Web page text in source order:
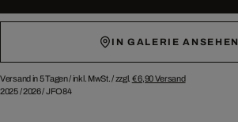
IN GALERIE ANSEHEN
Versand in 5 Tagen /inkl. MwSt. / zzgl. € 6,90Versand
2025/2026/JFO84